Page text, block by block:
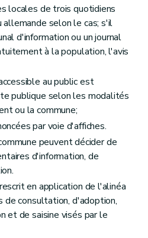
3 Du dossier de parc résidentiel de week-end
et des renseignements à fournir par les pouvoirs publics et les notaires
et des sanctions
fiscales
locales de trois quotidiens
allemande selon le cas; s'il
d'information ou un journal
à la population, l'avis
au public est
publique selon les modalités
ou la commune;
par voie d'affiches.
peuvent décider de
d'information, de
en application de l'alinéa
de consultation, d'adoption,
et de saisine visés par le